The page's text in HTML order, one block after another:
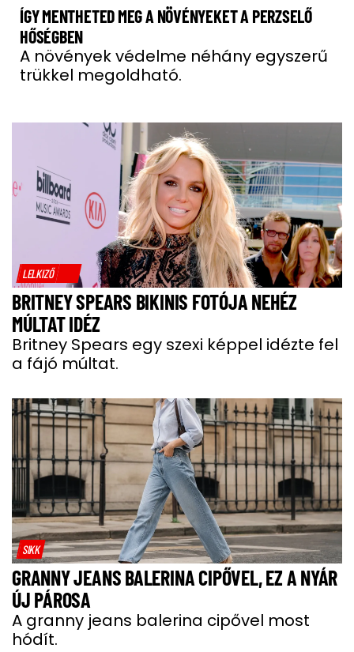
ÍGY MENTHETED MEG A NÖVÉNYEKET A PERZSELŐ
HŐSÉGBEN
A növények védelme néhány egyszerű
trükkel megoldható.
LELKIZŐ
BRITNEY SPEARS BIKINIS FOTÓJA NEHÉZ
MÚLTAT IDÉZ
Britney Spears egy szexi képpel idézte fel
a fájó múltat.
SIKK
GRANNY JEANS BALERINA CIPŐVEL, EZ A NYÁR
ÚJ PÁROSA
A granny jeans balerina cipővel most
hódít.